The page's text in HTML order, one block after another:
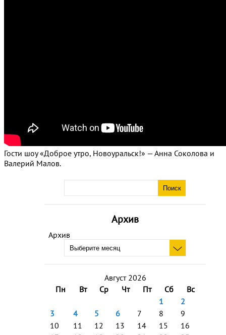
Архив
Архив
Август 2026
Пн
Вт Ср Чт Пт Сб
Вс
1
2
3
4 5 6 7 8
9
10
11 12 13 14 15
16
Гости шоу «Доброе утро, Новоуральск!» — Анна Соколова и
Валерий Малов.